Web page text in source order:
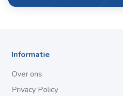
Informatie
Over ons
Privacy Policy